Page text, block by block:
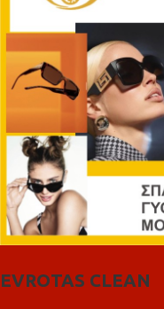
EVROTAS CLEAN